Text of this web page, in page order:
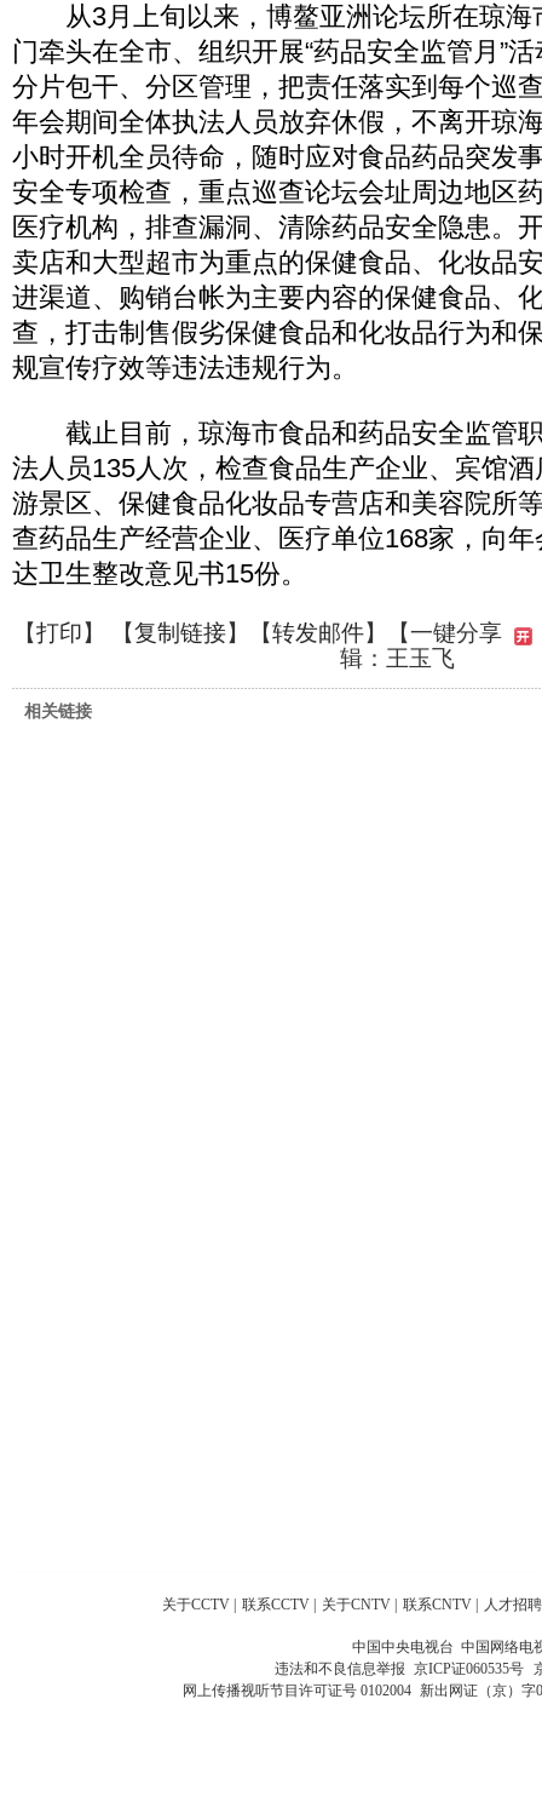
从3月上旬以来，博鳌亚洲论坛所在琼海
门牵头在全市、组织开展“药品安全监管月”
分片包干、分区管理，把责任落实到每个巡
年会期间全体执法人员放弃休假，不离开琼
小时开机全员待命，随时应对食品药品突发
安全专项检查，重点巡查论坛会址周边地区
医疗机构，排查漏洞、清除药品安全隐患。
卖店和大型超市为重点的保健食品、化妆品
进渠道、购销台帐为主要内容的保健食品、
查，打击制售假劣保健食品和化妆品行为和
规宣传疗效等违法违规行为。
截止目前，琼海市食品和药品安全监管
法人员135人次，检查食品生产企业、宾馆
游景区、保健食品化妆品专营店和美容院所
查药品生产经营企业、医疗单位168家，向
达卫生整改意见书15份。
【打印】 【复制链接】【转发邮件】
【一键分享
辑：王玉飞
相关链接
关于CCTV 联系CCTV 关于CNTV 联系CNTV 人才招聘
中国中央电视台 中国网络电
违法和不良信息举报 京ICP证060535号
网上传播视听节目许可证号 0102004 新出网证（京）